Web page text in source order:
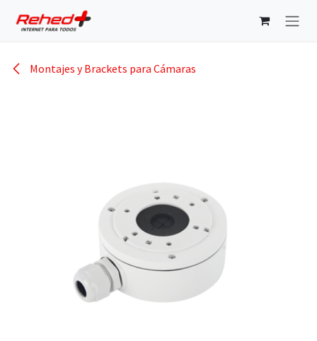
Montajes y Brackets para Cámaras